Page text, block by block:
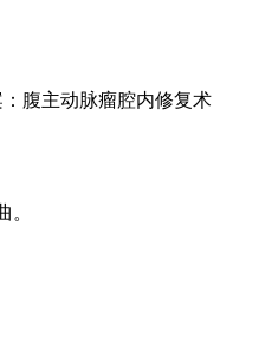
腹主动脉瘤腔内修复术